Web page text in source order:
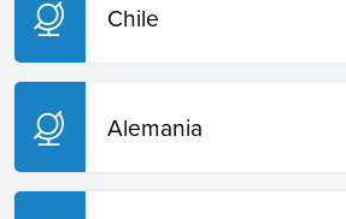
Chile
Alemania